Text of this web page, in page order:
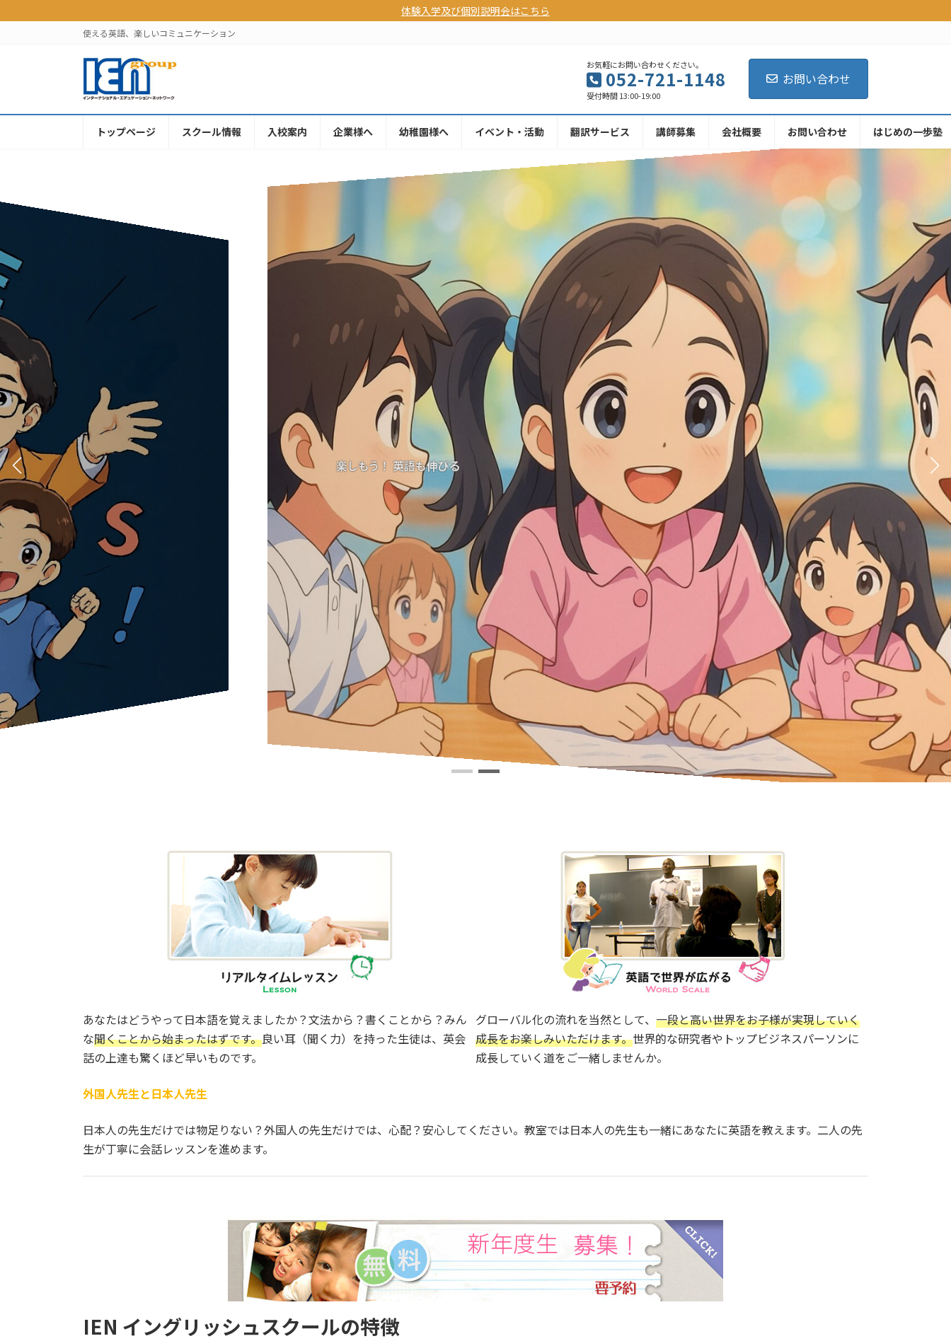
ン
ス
ビ
ン
体験入学及び個別説明会はこちら
使える英語、楽しいコミュニケーション
お気軽にお問い合わせください。
052-721-1148
受付時間 13:00-19:00
お問い合わせ
トップページ スクール情報 入校案内 企業様へ 幼稚園様へ イベント・活動 翻訳サービス 講師募集 会社概要 お問い合わせ はじめの一歩塾
楽しもう！ 英語も伸びる
あなたはどうやって日本語を覚えましたか？文法から？書くことから？みん
な聞くことから始まったはずです。良い耳（聞く力）を持った生徒は、英会
話の上達も驚くほど早いものです。
グローバル化の流れを当然として、 一段と高い世界をお子様が実現していく
成長をお楽しみいただけます。世界的な研究者やトップビジネスパーソンに
成長していく道をご一緒しませんか。
外国人先生と日本人先生
日本人の先生だけでは物足りない？外国人の先生だけでは、心配？安心してください。教室では日本人の先生も一緒にあなたに英語を教えます。二人の先
生が丁寧に会話レッスンを進めます。
IEN イングリッシュスクールの特徴